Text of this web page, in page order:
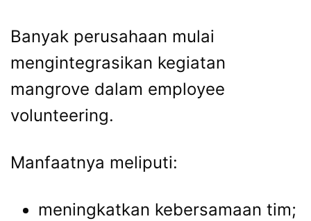
Banyak perusahaan mulai
mengintegrasikan kegiatan
mangrove dalam employee
volunteering.
Manfaatnya meliputi:
meningkatkan kebersamaan tim;